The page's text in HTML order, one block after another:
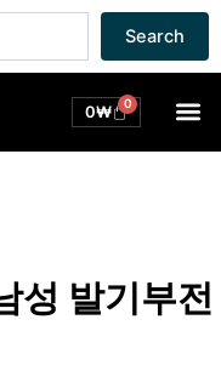
Search
0₩ 0
Cart
성 발기부전